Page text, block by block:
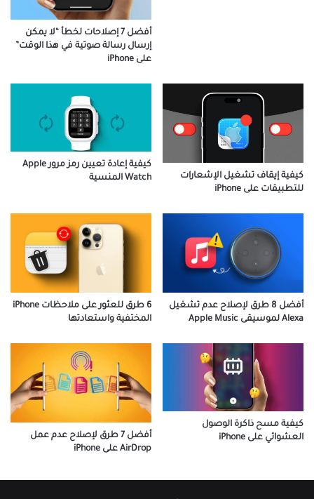
أفضل 7 إصلاحات لخطأ “لا يمكن
إرسال رسالة صوتية في هذا الوقت”
على iPhone
كيفية إيقاف تشغيل الإشعارات
للتطبيقات على iPhone
كيفية إعادة تعيين رمز مرور Apple
Watch المنسية
أفضل 8 طرق لإصلاح عدم تشغيل
Alexa لموسيقى Apple Music
6 طرق للعثور على ملاحظات iPhone
المختفية واستعادتها
كيفية مسح ذاكرة الوصول
العشوائي على iPhone
أفضل 7 طرق لإصلاح عدم عمل
AirDrop على iPhone